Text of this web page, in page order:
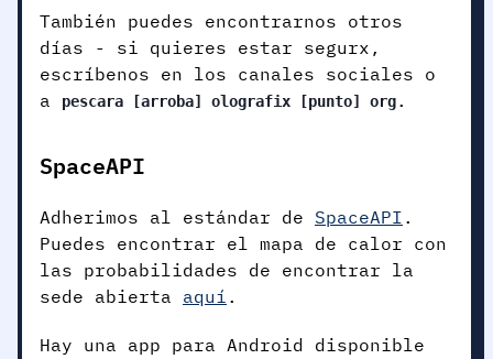
También puedes encontrarnos otros
días - si quieres estar segurx,
escríbenos en los canales sociales o
a
pescara [arroba] olografix [punto] org.
SpaceAPI
Adherimos al estándar de SpaceAPI .
Puedes encontrar el mapa de calor con
las probabilidades de encontrar la
sede abierta aquí .
Hay una app para Android disponible